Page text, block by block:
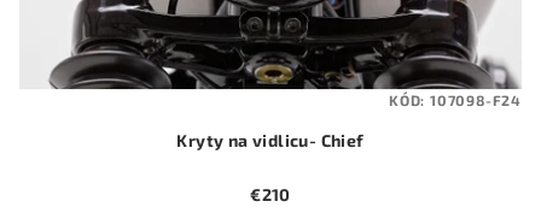
Kryty na vidlicu- Chief
€210
KÓD: 107098-F24